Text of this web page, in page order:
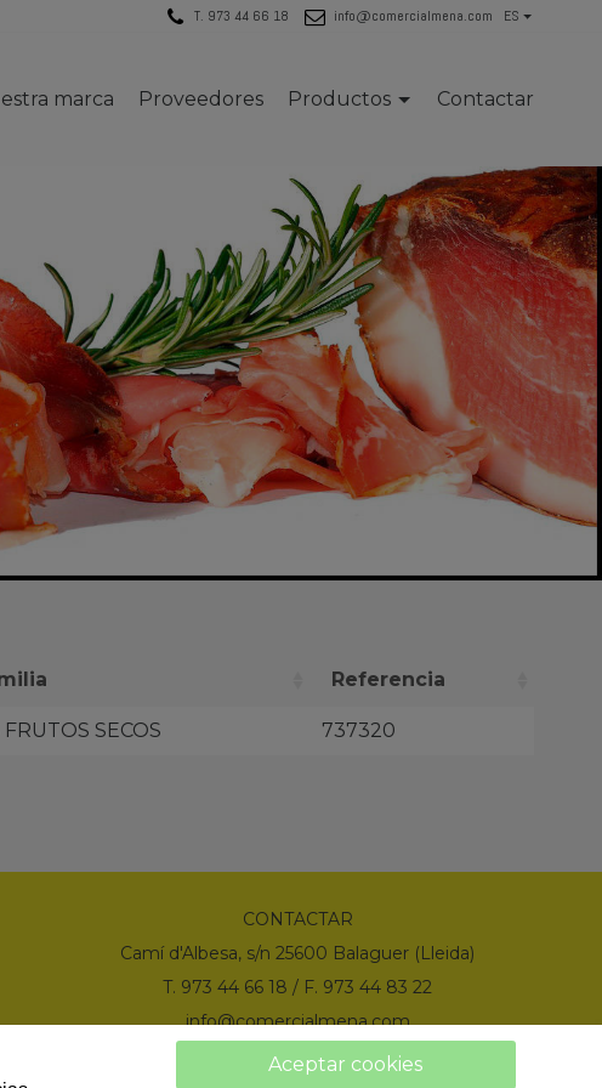
T. 973 44 66 18 info@comercialmena.com ES
marca Proveedores Productos Contactar
Referencia
SECOS 737320
CONTACTAR
Camí d'Albesa, s/n 25600 Balaguer (Lleida)
T. 973 44 66 18 / F. 973 44 83 22
info@comercialmena.com
Aceptar cookies